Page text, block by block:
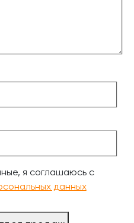
я соглашаюсь с
данных